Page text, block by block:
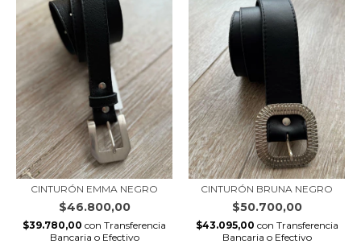
CINTURÓN EMMA NEGRO
$46.800,00
$39.780,00 con Transferencia
Bancaria o Efectivo
CINTURÓN BRUNA NEGRO
$50.700,00
$43.095,00 con Transferencia
Bancaria o Efectivo